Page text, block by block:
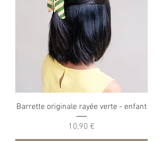
Barrette originale rayée verte - enfant
Prix
10,90 €